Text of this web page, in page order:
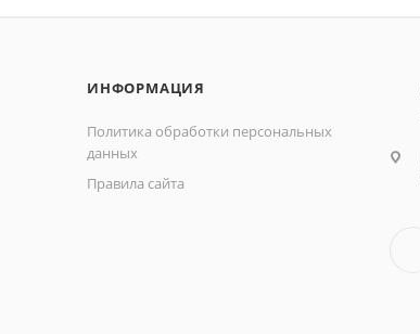
ИНФОРМАЦИЯ
Политика обработки персональных
данных
Правила сайта